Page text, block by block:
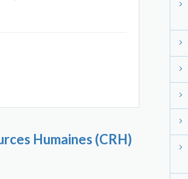
Humaines (CRH)